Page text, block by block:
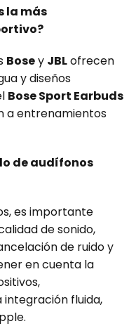
la más
Bosey JBLofrecen
y diseños
Bose Sport Earbuds
a entrenamientos
de audífonos
es importante
de sonido,
de ruido y
en cuenta la
integración fluida,